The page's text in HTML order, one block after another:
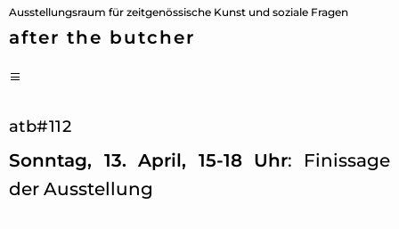
Ausstellungsraum für zeitgenössische Kunst und soziale Fragen
after the butcher
Zum
Inhalt
atb#112
Sonntag, 13. April, 15-18 Uhr: Finissage
der Ausstellung